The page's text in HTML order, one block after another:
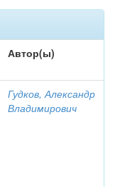
Автор(ы)
Гудков, Александр
Владимирович